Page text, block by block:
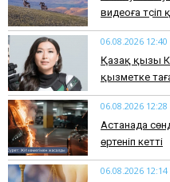
видеоға түсіп
06.08.2026 12:40
Қазақ қызы
қызметке
06.08.2026 12:28
Астанада
өртеніп кетті
06.08.2026 12:14